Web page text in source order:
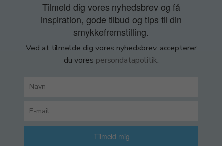
Tilmeld dig vores nyhedsbrev og få
inspiration, gode tilbud og tips til din
smykkefremstilling.
Ved at tilmelde dig vores nyhedsbrev, accepterer
du vores persondatapolitik.
Tilmeld mig